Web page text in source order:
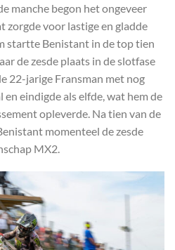
manche begon het ongeveer
zorgde voor lastige en gladde
startte Benistant in de top tien
de zesde plaats in de slotfase
22-jarige Fransman met nog
eindigde als elfde, wat hem de
opleverde. Na tien van de
momenteel de zesde
MX2.